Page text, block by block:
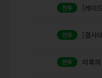
[레이
[결사
미혹